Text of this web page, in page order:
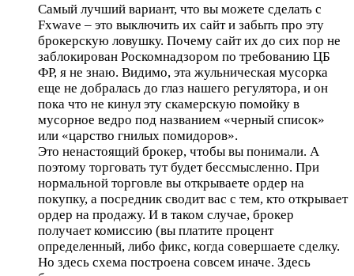
Самый лучший вариант, что вы можете сделать с
Fxwave – это выключить их сайт и забыть про эту
брокерскую ловушку. Почему сайт их до сих пор не
заблокирован Роскомнадзором по требованию ЦБ
ФР, я не знаю. Видимо, эта жульническая мусорка
еще не добралась до глаз нашего регулятора, и он
пока что не кинул эту скамерскую помойку в
мусорное ведро под названием «черный список»
или «царство гнилых помидоров».
Это ненастоящий брокер, чтобы вы понимали. А
поэтому торговать тут будет бессмысленно. При
нормальной торговле вы открываете ордер на
покупку, а посредник сводит вас с тем, кто открывает
ордер на продажу. И в таком случае, брокер
получает комиссию (вы платите процент
определенный, либо фикс, когда совершаете сделку.
Но здесь схема построена совсем иначе. Здесь